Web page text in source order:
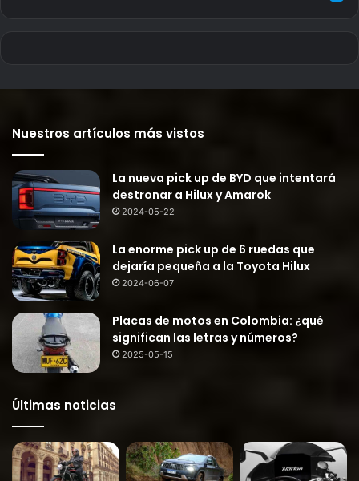
Nuestros artículos más vistos
La nueva pick up de BYD que intentará
destronar a Hilux y Amarok
2024-05-22
La enorme pick up de 6 ruedas que
dejaría pequeña a la Toyota Hilux
2024-06-07
Placas de motos en Colombia: ¿qué
significan las letras y números?
2025-05-15
Últimas noticias